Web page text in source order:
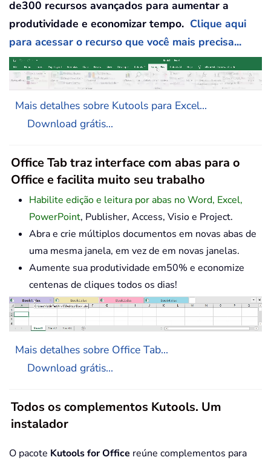
de300 recursos avançados para aumentar a
produtividade e economizar tempo. Clique aqui
para acessar o recurso que você mais precisa...
Mais detalhes sobre Kutools para Excel...
Download grátis...
Office Tab traz interface com abas para o
Office e facilita muito seu trabalho
Habilite edição e leitura por abas no Word, Excel,
PowerPoint, Publisher, Access, Visio e Project.
Abra e crie múltiplos documentos em novas abas de
uma mesma janela, em vez de em novas janelas.
Aumente sua produtividade em50% e economize
centenas de cliques todos os dias!
Mais detalhes sobre Office Tab...
Download grátis...
Todos os complementos Kutools. Um
instalador
O pacote Kutools for Office reúne complementos para